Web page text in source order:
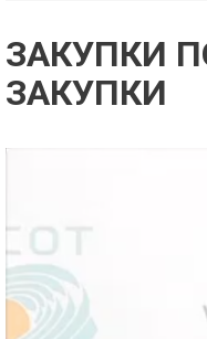
ЗАКУПКИ
ЗАКУПКИ